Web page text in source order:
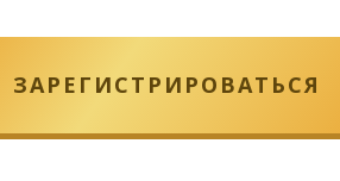
ЗАРЕГИСТРИРОВАТЬСЯ